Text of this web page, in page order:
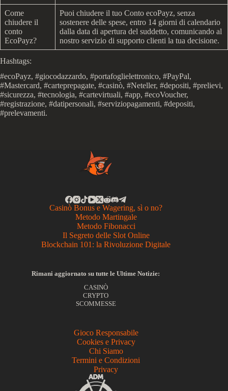
Come
chiudere il
conto
EcoPayz?
Puoi chiudere il tuo Conto ecoPayz, senza
sostenere delle spese, entro 14 giorni di calendario
dalla data di apertura del suddetto, comunicando al
nostro servizio di supporto clienti la tua decisione.
Hashtags:
#ecoPayz, #giocodazzardo, #portafoglielettronico, #PayPal,
#Mastercard, #carteprepagate, #casinò, #Neteller, #depositi, #prelievi,
#sicurezza, #tecnologia, #cartevirtuali, #app, #ecoVoucher,
#registrazione, #datipersonali, #serviziopagamenti, #depositi,
#prelevamenti.
Casinò Bonus e Wagering, sì o no?
Metodo Martingale
Metodo Fibonacci
Il Segreto delle Slot Online
Blockchain 101: la Rivoluzione Digitale
Rimani aggiornato su tutte le Ultime Notizie:
CASINÒ
CRYPTO
SCOMMESSE
Gioco Responsabile
Cookies e Privacy
Chi Siamo
Termini e Condizioni
Privacy